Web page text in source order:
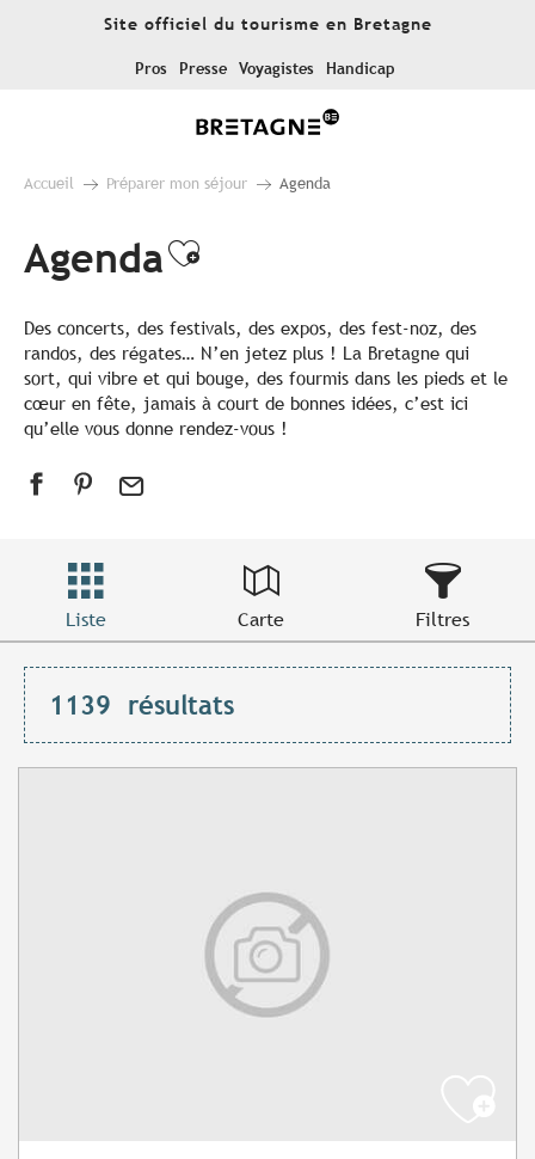
Site officiel du tourisme en Bretagne
Pros Presse Voyagistes Handicap
Accueil Préparer mon séjour Agenda
AgendaAjouter aux favoris
Des concerts, des festivals, des expos, des fest-noz, des
randos, des régates… N’en jetez plus ! La Bretagne qui
sort, qui vibre et qui bouge, des fourmis dans les pieds et le
cœur en fête, jamais à court de bonnes idées, c’est ici
qu’elle vous donne rendez-vous !
Liste Carte Filtres
1139 résultats